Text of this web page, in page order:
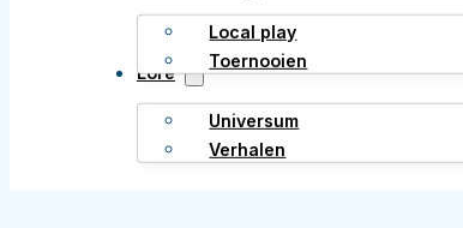
Local play
Toernooien
Lore
Universum
Verhalen